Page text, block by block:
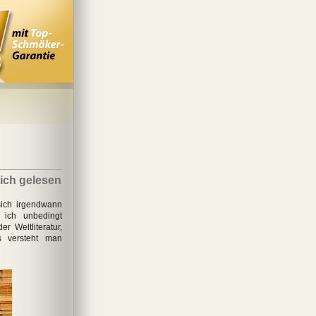
gelesen
irgendwann
unbedingt
Weltliteratur,
man